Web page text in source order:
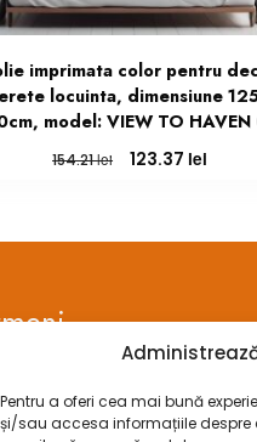
Pentru a oferi cea mai bună
și/sau accesa informațiile despre
imprimata color pentru
locuinta, dimensiune
model: VIEW TO
154.21lei
Prețul
123.37 lei
si conditii